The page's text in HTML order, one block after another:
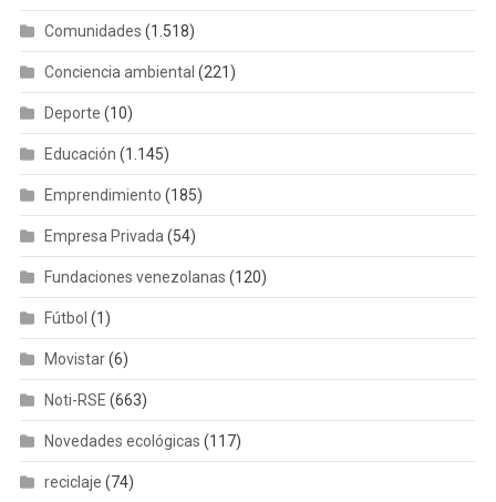
Comunidades (1.518)
Conciencia ambiental (221)
Deporte (10)
Educación (1.145)
Emprendimiento (185)
Empresa Privada (54)
Fundaciones venezolanas (120)
Fútbol (1)
Movistar(6)
Noti-RSE (663)
Novedades ecológicas (117)
reciclaje (74)